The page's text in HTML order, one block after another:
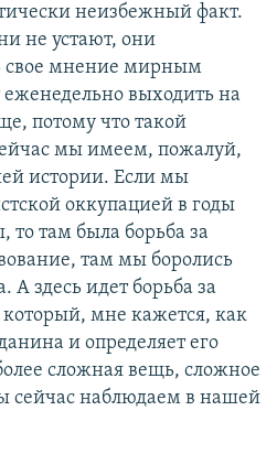
неизбежный факт.
не устают, они
свое мнение мирным
выходить на
потому что такой
мы имеем, пожалуй,
истории. Если мы
оккупацией в годы
там была борьба за
там мы боролись
А здесь идет борьба за
мне кажется, как
и определяет его
сложная вещь, сложное
сейчас наблюдаем в нашей